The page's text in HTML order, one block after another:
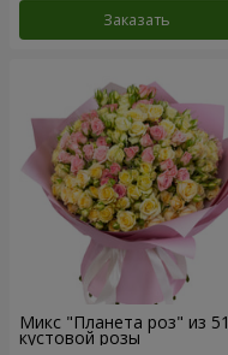
Заказать
Микс "Планета роз" из 51
кустовой розы